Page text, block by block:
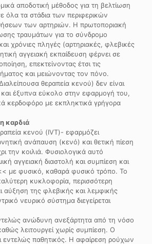
αποδοτική μέθοδος για τη βελτίωση
όλα τα στάδια των περιφερικών
των αρτηριών. Η πρωτοποριακή
τραυμάτων για το σύνδρομο
χρόνιες πληγές (αρτηριακές, φλεβικές
αγγειακή εκπαίδευση φέρνει σε
επεκτείνοντας έτσι τις
και μειώνοντας τον πόνο.
θεραπεία κενού) δεν είναι
έξυπνα εύκολο στην εφαρμογή του,
κερδοφόρο με εκπληκτικά γρήγορα
καρδιά
κενού (IVT)- εφαρμόζει
ανάπαυση (κενό) και θετική πίεση
την κοιλιά. Φυσιολογικά αυτό
αγγειακή διαστολή και συμπίεση και
με φυσικό, καθαρά φυσικό τρόπο. Το
κυκλοφορία, περισσότερη
αύξηση της φλεβικής και λεμφικής
νευρικό σύστημα διεγείρεται
ανώδυνη ανεξάρτητα από τη νόσο
λειτουργεί χωρίς συμπίεση. Ο
εντελώς παθητικός. Η αφαίρεση ρούχων